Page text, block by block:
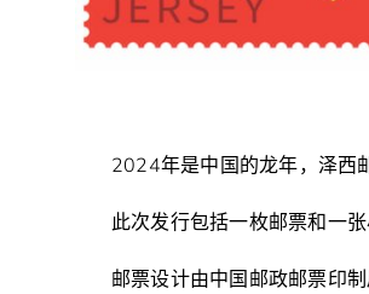
2024年是中国的龙年，泽西
此次发行包括一枚邮票和一
邮票设计由中国邮政邮票印